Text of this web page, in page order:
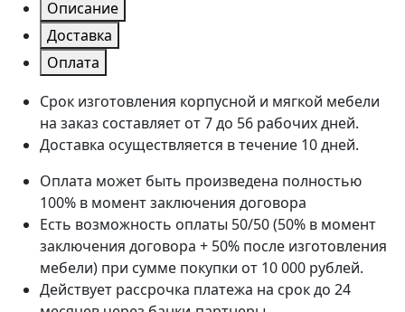
Описание
Доставка
Оплата
Срок изготовления корпусной и мягкой мебели
на заказ составляет от 7 до 56 рабочих дней.
Доставка осуществляется в течение 10 дней.
Оплата может быть произведена полностью
100% в момент заключения договора
Есть возможность оплаты 50/50 (50% в момент
заключения договора + 50% после изготовления
мебели) при сумме покупки от 10 000 рублей.
Действует рассрочка платежа на срок до 24